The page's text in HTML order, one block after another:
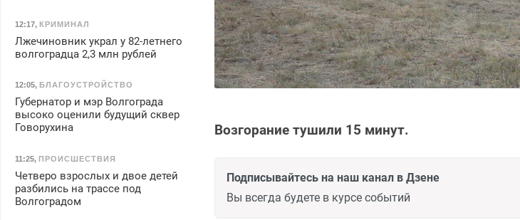
Возгорание тушили 15 минут.
Подписывайтесь на наш канал в Дзене
Вы всегда будете в курсе событий
12:17, КРИМИНАЛ
Лжечиновник украл у 82-летнего
волгоградца 2,3 млн рублей
12:05, БЛАГОУСТРОЙСТВО
Губернатор и мэр Волгограда
высоко оценили будущий сквер
Говорухина
11:25, ПРОИСШЕСТВИЯ
Четверо взрослых и двое детей
разбились на трассе под
Волгоградом